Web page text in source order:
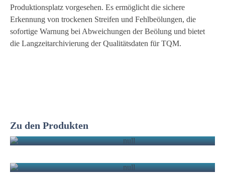
Produktionsplatz vorgesehen. Es ermöglicht die sichere
Erkennung von trockenen Streifen und Fehlbeölungen, die
sofortige Warnung bei Abweichungen der Beölung und bietet
die Langzeitarchivierung der Qualitätsdaten für TQM.
Zu den Produkten
ESD